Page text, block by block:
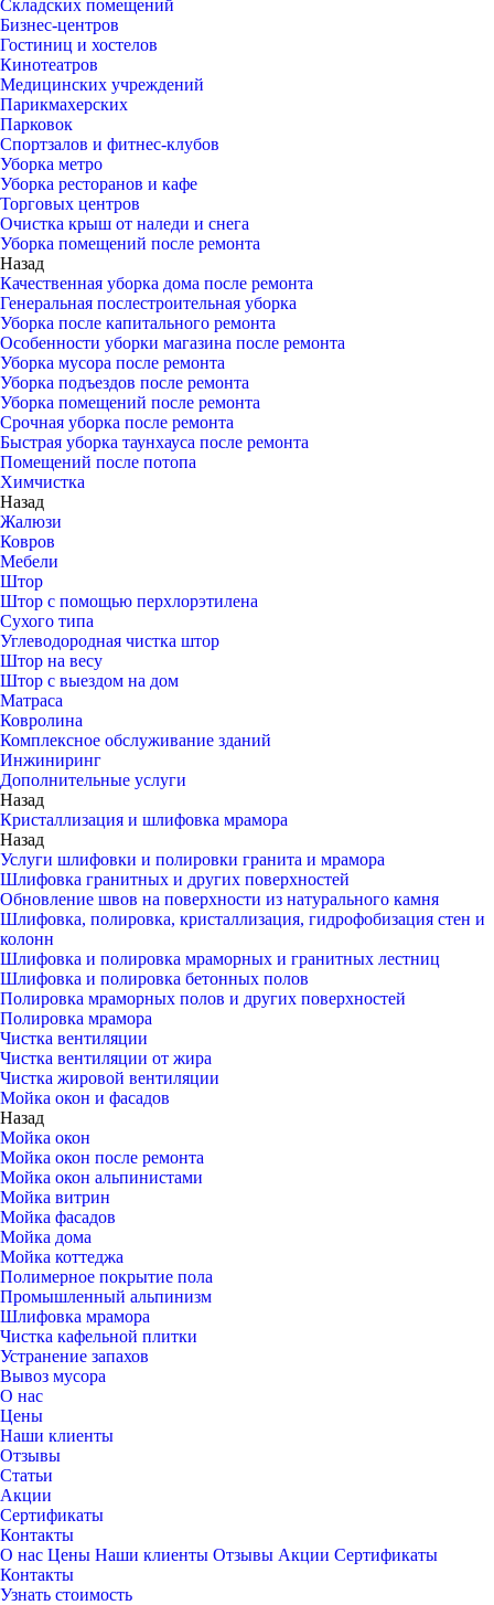
Складских помещений
Бизнес-центров
Гостиниц и хостелов
Кинотеатров
Медицинских учреждений
Парикмахерских
Парковок
Спортзалов и фитнес-клубов
Уборка метро
Уборка ресторанов и кафе
Торговых центров
Очистка крыш от наледи и снега
Уборка помещений после ремонта
Назад
Качественная уборка дома после ремонта
Генеральная послестроительная уборка
Уборка после капитального ремонта
Особенности уборки магазина после ремонта
Уборка мусора после ремонта
Уборка подъездов после ремонта
Уборка помещений после ремонта
Срочная уборка после ремонта
Быстрая уборка таунхауса после ремонта
Помещений после потопа
Химчистка
Назад
Жалюзи
Ковров
Мебели
Штор
Штор с помощью перхлорэтилена
Сухого типа
Углеводородная чистка штор
Штор на весу
Штор с выездом на дом
Матраса
Ковролина
Комплексное обслуживание зданий
Инжиниринг
Дополнительные услуги
Назад
Кристаллизация и шлифовка мрамора
Назад
Услуги шлифовки и полировки гранита и мрамора
Шлифовка гранитных и других поверхностей
Обновление швов на поверхности из натурального камня
Шлифовка, полировка, кристаллизация, гидрофобизация стен и
колонн
Шлифовка и полировка мраморных и гранитных лестниц
Шлифовка и полировка бетонных полов
Полировка мраморных полов и других поверхностей
Полировка мрамора
Чистка вентиляции
Чистка вентиляции от жира
Чистка жировой вентиляции
Мойка окон и фасадов
Назад
Мойка окон
Мойка окон после ремонта
Мойка окон альпинистами
Мойка витрин
Мойка фасадов
Мойка дома
Мойка коттеджа
Полимерное покрытие пола
Промышленный альпинизм
Шлифовка мрамора
Чистка кафельной плитки
Устранение запахов
Вывоз мусора
О нас
Цены
Наши клиенты
Отзывы
Статьи
Акции
Сертификаты
Контакты
О нас Цены Наши клиенты Отзывы Акции Сертификаты
Контакты
Узнать стоимость